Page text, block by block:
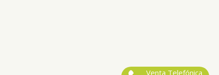
Venta Telefónica